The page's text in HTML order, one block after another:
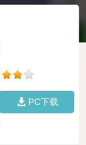
PC下载